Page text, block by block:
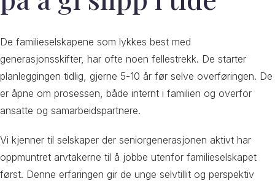
De familieselskapene som lykkes best med
generasjonsskifter, har ofte noen fellestrekk. De starter
planleggingen tidlig, gjerne 5-10 år før selve overføringen. De
er åpne om prosessen, både internt i familien og overfor
ansatte og samarbeidspartnere.
Vi kjenner til selskaper der seniorgenerasjonen aktivt har
oppmuntret arvtakerne til å jobbe utenfor familieselskapet
først. Denne erfaringen gir de unge selvtillit og perspektiv